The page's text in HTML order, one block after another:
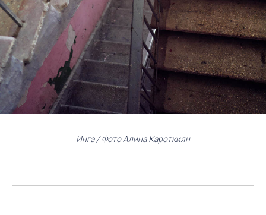
Инга / Фото Алина Кароткиян